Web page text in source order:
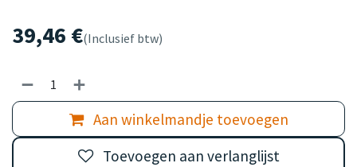
39,46 €(Inclusief btw)
Aan winkelmandje toevoegen
Toevoegen aan verlanglijst